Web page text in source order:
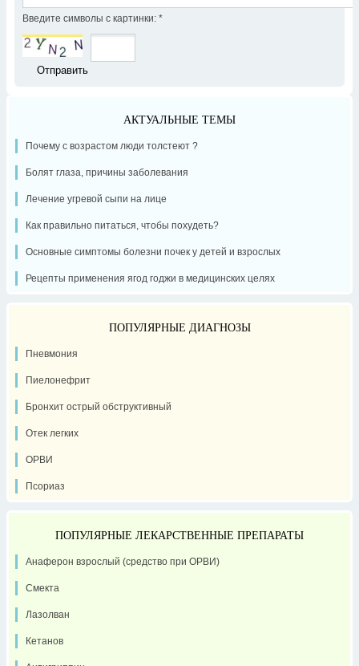
Введите символы с картинки: *
АКТУАЛЬНЫЕ ТЕМЫ
Почему с возрастом люди толстеют ?
Болят глаза, причины заболевания
Лечение угревой сыпи на лице
Как правильно питаться, чтобы похудеть?
Основные симптомы болезни почек у детей и взрослых
Рецепты применения ягод годжи в медицинских целях
ПОПУЛЯРНЫЕ ДИАГНОЗЫ
Пневмония
Пиелонефрит
Бронхит острый обструктивный
Отек легких
ОРВИ
Псориаз
ПОПУЛЯРНЫЕ ЛЕКАРСТВЕННЫЕ ПРЕПАРАТЫ
Анаферон взрослый (средство при ОРВИ)
Смекта
Лазолван
Кетанов